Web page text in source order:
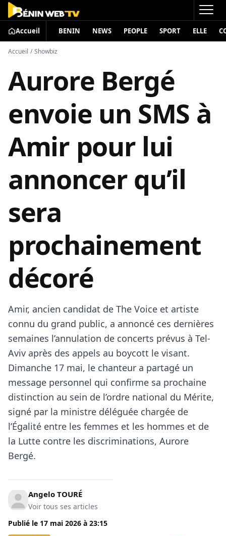
Accueil BENIN NEWS PEOPLE SPORT ELLE
Accueil / Showbiz
Aurore Bergé
envoie un SMS à
Amir pour lui
annoncer qu’il
sera
prochainement
décoré
Amir, ancien candidat de The Voice et artiste
connu du grand public, a annoncé ces dernières
semaines l’annulation de concerts prévus à Tel-
Aviv après des appels au boycott le visant.
Dimanche 17 mai, le chanteur a partagé un
message personnel qui confirme sa prochaine
distinction au sein de l’ordre national du Mérite,
signé par la ministre déléguée chargée de
l’Égalité entre les femmes et les hommes et de
la Lutte contre les discriminations, Aurore
Bergé.
Angelo TOURÉ
Voir tous ses articles
Publié le 17 mai 2026 à 23:15